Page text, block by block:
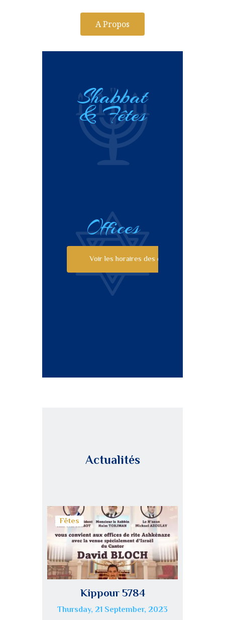
A Propos
Shabbat
& Fêtes
Offices
Voir les horaires des offices
Actualités
Fêtes
Kippour 5784
Thursday, 21 September, 2023